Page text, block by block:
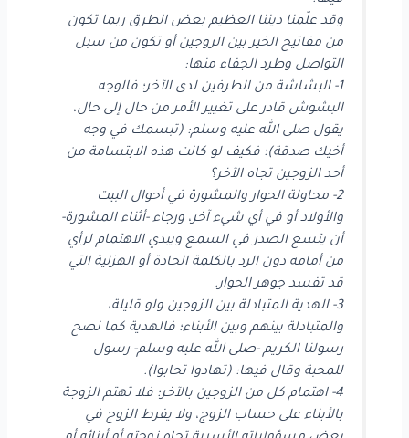
وقد علّمنا ديننا العظيم بعض الطرق ربما تكون
من مفاتيح الخير بين الزوجين أو تكون من سبل
التواصل وطرد الجفاء منها:
1- البشاشة من الطرفين لدى الآخر؛ فالوجه
البشوش قادر على تغيير الأمر من حال إلى حال،
يقول صلى الله عليه وسلم: (تبسمك في وجه
أخيك صدقة)؛ فكيف لو كانت هذه الابتسامة من
أحد الزوجين تجاه الآخر؟
2- محاولة الحوار والمشورة في أحوال البيت
والأولاد أو في أي شيء آخر، ورجاء -أثناء المشورة-
أن يتسع الصدر في السمع ويبدي الاهتمام لرأي
من أمامه دون الرد بالكلمة الحادة أو الهزلية التي
قد تفسد جوهر الحوار.
3- الهدية المتبادلة بين الزوجين ولو قليلة،
والمتبادلة بينهم وبين الأبناء؛ فالهدية كما نصح
رسولنا الكريم -صلى الله عليه وسلم- رسول
للمحبة وقال فيها: (تهادوا تحابوا).
4- اهتمام كل من الزوجين بالآخر؛ فلا تهتم الزوجة
بالأبناء على حساب الزوج، ولا يفرط الزوج في